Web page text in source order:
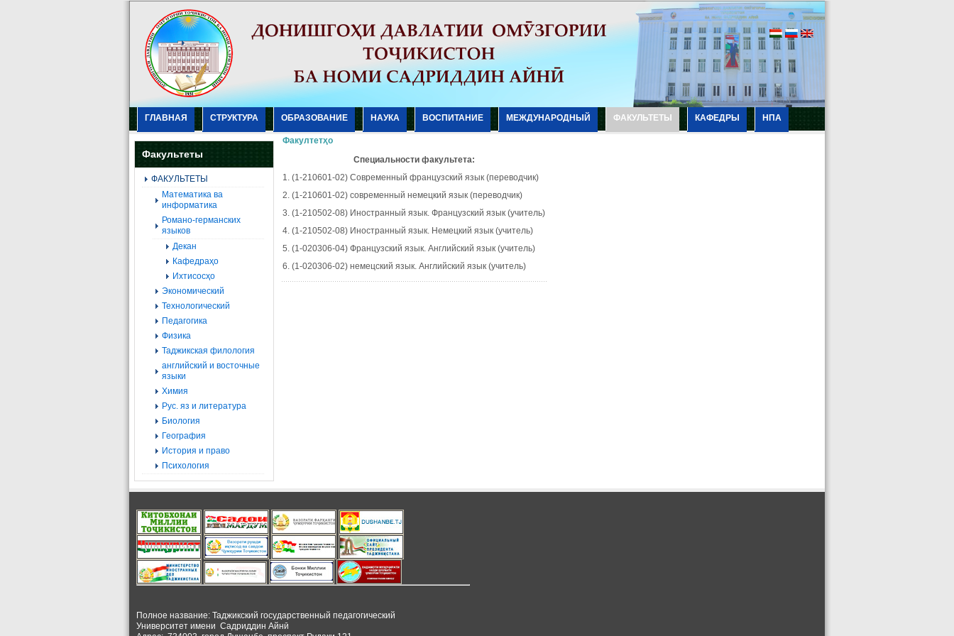
ГЛАВНАЯ СТРУКТУРА ОБРАЗОВАНИЕ НАУКА ВОСПИТАНИЕ МЕЖДУНАРОДНЫЙ ФАКУЛЬТЕТЫ КАФЕДРЫ НПА
Факультеты
ФАКУЛЬТЕТЫ
Mатематика ва
информатика
Романо-германских
языков
Декан
Кафедраҳо
Ихтисосҳо
Экономический
Технологический
Педагогика
Физика
Таджикская филология
английский и восточные
языки
Химия
Рус. яз и литература
Биология
География
История и право
Психология
Факултетҳо
Специальности факультета:
1. (1-210601-02) Современный французский язык (переводчик)
2. (1-210601-02) современный немецкий язык (переводчик)
3. (1-210502-08) Иностранный язык. Французский язык (учитель)
4. (1-210502-08) Иностранный язык. Немецкий язык (учитель)
5. (1-020306-04) Французский язык. Английский язык (учитель)
6. (1-020306-02) немецский язык. Английский язык (учитель)
Полное название: Таджикский государственный педагогический
Университет имени Садриддин Айнӣ